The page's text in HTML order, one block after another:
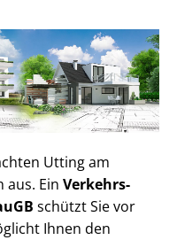
Utting am
aus. Ein Ver­kehrs­
schützt Sie vor
Ihnen den